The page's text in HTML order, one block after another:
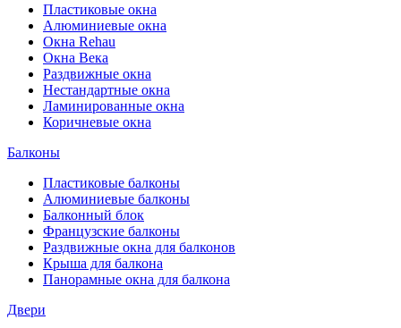
Пластиковые окна
Алюминиевые окна
Окна Rehau
Окна Века
Раздвижные окна
Нестандартные окна
Ламинированные окна
Коричневые окна
Балконы
Пластиковые балконы
Алюминиевые балконы
Балконный блок
Французские балконы
Раздвижные окна для балконов
Крыша для балкона
Панорамные окна для балкона
Двери